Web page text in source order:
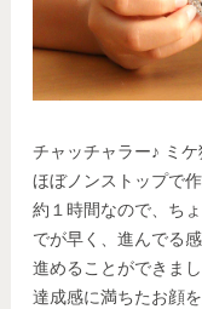
チャッチャラー♪ ミ
ほぼノンストップで
約１時間なので、ち
でが早く、進んでる
進めることができまし
達成感に満ちたお顔